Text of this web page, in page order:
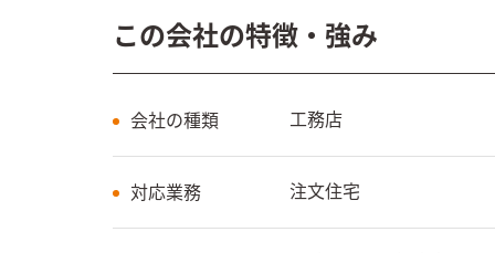
この会社の特徴・強み
会社の種類 工務店
対応業務 注文住宅